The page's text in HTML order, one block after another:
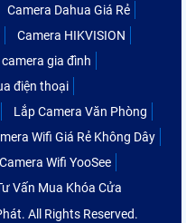
Camera Dahua Giá Rẻ
Camera HIKVISION
gia đình
điện thoại
Lắp Camera Văn Phòng
Wifi Giá Rẻ Không Dây
Wifi YooSee
Vấn Mua Khóa Cửa
All Rights Reserved.